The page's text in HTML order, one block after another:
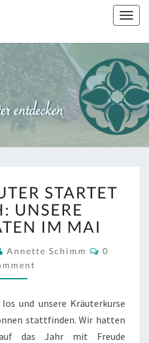
Kräuterkunde
Erleben
STARTET
DURCH:
UNSERE
AKTIVITÄTEN
STARTET
UNSERE
IM MAI
Annette Schimm
0
und unsere Kräuterkurse
stattfinden. Wir hatten
das Jahr mit Freude